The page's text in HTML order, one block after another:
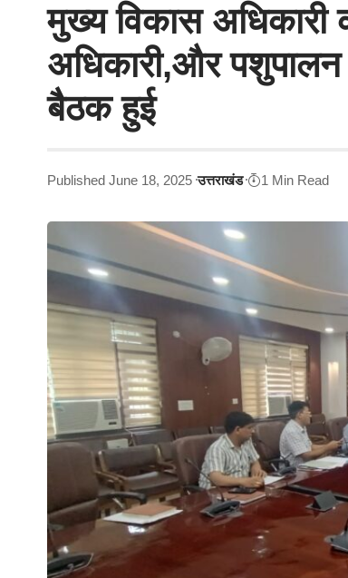
मुख्य विकास अधिकारी
अधिकारी,और
बैठक हुई
Published June 18, 2025 उत्तराखंड 1 Min Read